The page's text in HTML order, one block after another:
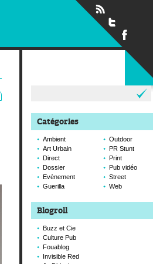
Catégories
Ambient
Art Urbain
Direct
Dossier
Evènement
Guerilla
Outdoor
PR Stunt
Print
Pub vidéo
Street
Web
Blogroll
Buzz et Cie
Culture Pub
Fouablog
Invisible Red